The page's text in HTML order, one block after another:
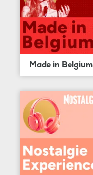
Made in Belgium